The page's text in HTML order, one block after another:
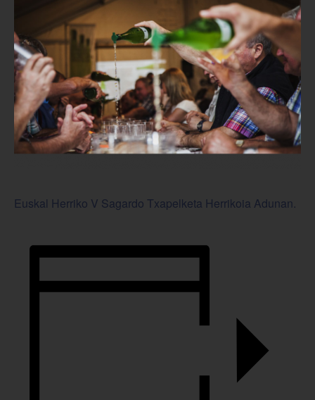
Euskal Herriko V Sagardo Txapelketa Herrikoia Adunan.